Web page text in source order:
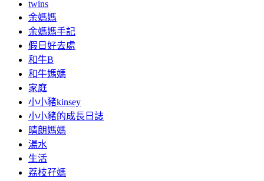
twins
余媽媽
余媽媽手記
假日好去處
和牛B
和牛媽媽
家庭
小小豬kinsey
小小豬的成長日誌
晴朗媽媽
湯水
生活
荔枝孖媽